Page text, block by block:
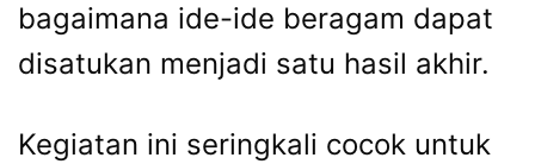
bagaimana ide-ide beragam dapat
disatukan menjadi satu hasil akhir.
Kegiatan ini seringkali cocok untuk